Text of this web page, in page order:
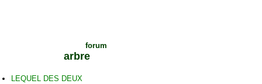
forum
arbre
LEQUEL DES DEUX